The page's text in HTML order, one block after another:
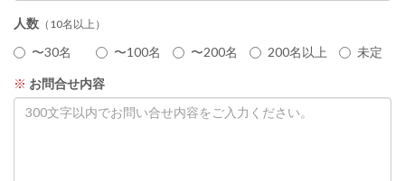
人数 （10名以上）
〜30名 〜100名 〜200名 200名以上 未定
※ お問合せ内容